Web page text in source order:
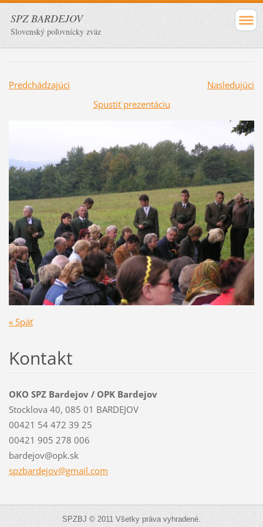
SPZ BARDEJOV
Slovenský poľovnícky zväz
Predchádzajúci
Nasledujúci
Spustiť prezentáciu
« Späť
Kontakt
OKO SPZ Bardejov / OPK Bardejov
Stocklova 40, 085 01 BARDEJOV
00421 54 472 39 25
00421 905 278 006
bardejov@opk.sk
spzbardejov@gmail.com
SPZBJ © 2011 Všetky práva vyhradené.